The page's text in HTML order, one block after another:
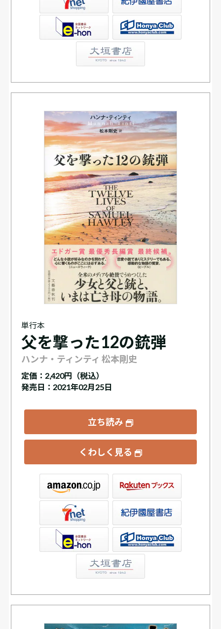
単行本
父を撃った12の銃弾
ハンナ・ティンティ 松本剛史
定価： 2,420円（税込）
発売日：2021年02月25日
立ち読み
くわしく見る
書店ウェブストア